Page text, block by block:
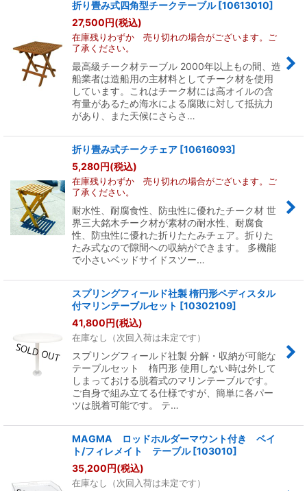
折り畳み式四角型チークテーブル [10613010]
27,500円(税込)
在庫残りわずか 売り切れの場合がございます。ご
了承ください。
最高級チーク材テーブル 2000年以上もの間、造
船業者は造船用の主材料としてチーク材を使用
しています。これはチーク材には高オイルの含
有量があるため海水による腐敗に対して抵抗力
があり、また天候にさらさ…
折り畳み式チークチェア [10616093]
5,280円(税込)
在庫残りわずか 売り切れの場合がございます。ご
了承ください。
耐水性、耐腐食性、防虫性に優れたチーク材 世
界三大銘木チーク材が素材の耐水性、耐腐食
性、防虫性に優れた折りたたみチェア。折りた
たみ式なので隙間への収納ができます。 多機能
で小さいベッドサイドスツー…
スプリングフィールド社製 楕円形ペディスタル
付マリンテーブルセット [10302109]
41,800円(税込)
在庫なし（次回入荷は未定です）
スプリングフィールド社製 分解・収納が可能な
テーブルセット 楕円形 使用しない時は外して
しまっておける脱着式のマリンテーブルです。
ご自身で組み立てる仕様ですが、簡単に各パー
ツは脱着可能です。 テ…
MAGMA ロッドホルダーマウント付き ベイ
ト/フィレメイト テーブル [103010]
35,200円(税込)
在庫なし（次回入荷は未定です）